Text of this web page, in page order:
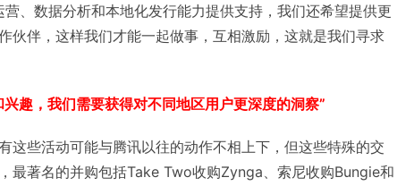
、数据分析和本地化发行能力提供支持，我们还希望提供更
伙伴，这样我们才能一起做事，互相激励，这就是我们寻求
趣，我们需要获得对不同地区用户更深度的洞察”
这些活动可能与腾讯以往的动作不相上下，但这些特殊的交
最著名的并购包括Take Two收购Zynga、索尼收购Bungie和